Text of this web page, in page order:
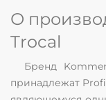
О
Trocal
Бренд
принадлежат